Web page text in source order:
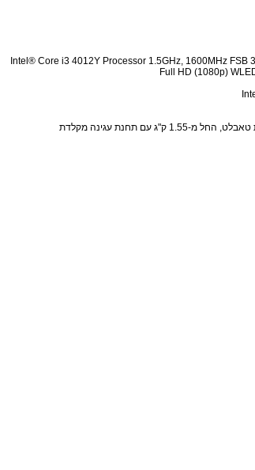
Intel® Core i3 4012Y Processor 1.5GHz, 1600MHz FSB
Full HD (1080p)